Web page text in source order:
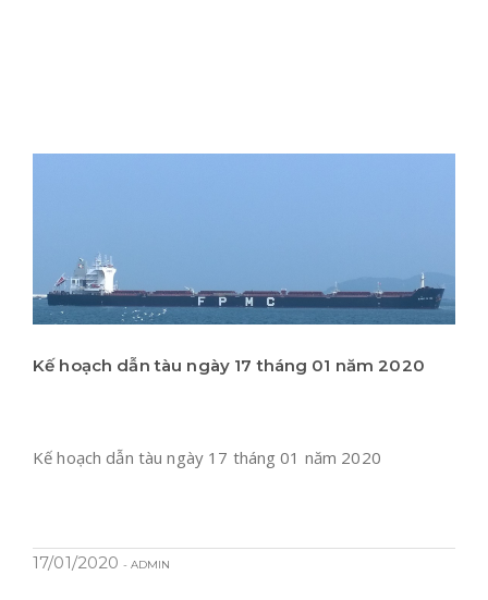
Kế hoạch dẫn tàu ngày 17 tháng 01 năm 2020
Kế hoạch dẫn tàu ngày 17 tháng 01 năm 2020
17/01/2020 - ADMIN